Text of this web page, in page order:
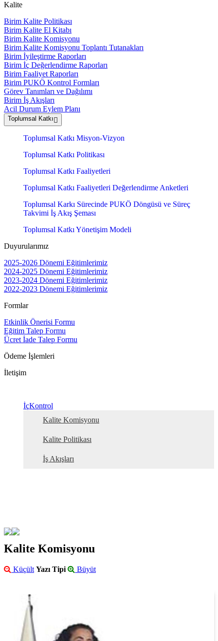
Kalite
Birim Kalite Politikası
Birim Kalite El Kitabı
Birim Kalite Komisyonu
Birim Kalite Komisyonu Toplantı Tutanakları
Birim İyileştirme Raporları
Birim İç Değerlendirme Raporları
Birim Faaliyet Raporları
Birim PUKÖ Kontrol Formları
Görev Tanımları ve Dağılımı
Birim İş Akışları
Acil Durum Eylem Planı
Toplumsal Katkı
Toplumsal Katkı Misyon-Vizyon
Toplumsal Katkı Politikası
Toplumsal Katkı Faaliyetleri
Toplumsal Katkı Faaliyetleri Değerlendirme Anketleri
Toplumsal Karkı Sürecinde PUKÖ Döngüsü ve Süreç
Takvimi İş Akış Şeması
Toplumsal Katkı Yönetişim Modeli
Duyurularımız
2025-2026 Dönemi Eğitimlerimiz
2024-2025 Dönemi Eğitimlerimiz
2023-2024 Dönemi Eğitimlerimiz
2022-2023 Dönemi Eğitimlerimiz
Formlar
Etkinlik Önerisi Formu
Eğitim Talep Formu
Ücret İade Talep Formu
Ödeme İşlemleri
İletişim
İçKontrol
Kalite Komisyonu
Kalite Politikası
İş Akışları
Kalite Komisyonu
Küçült Yazı Tipi Büyüt